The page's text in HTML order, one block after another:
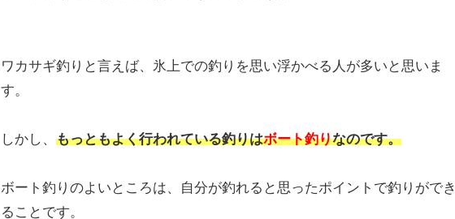
ワカサギ釣りと言えば、氷上での釣りを思い浮かべる人が多いと思いま
す。
しかし、もっともよく行われている釣りはボート釣りなのです。
ボート釣りのよいところは、自分が釣れると思ったポイントで釣りができ
ることです。